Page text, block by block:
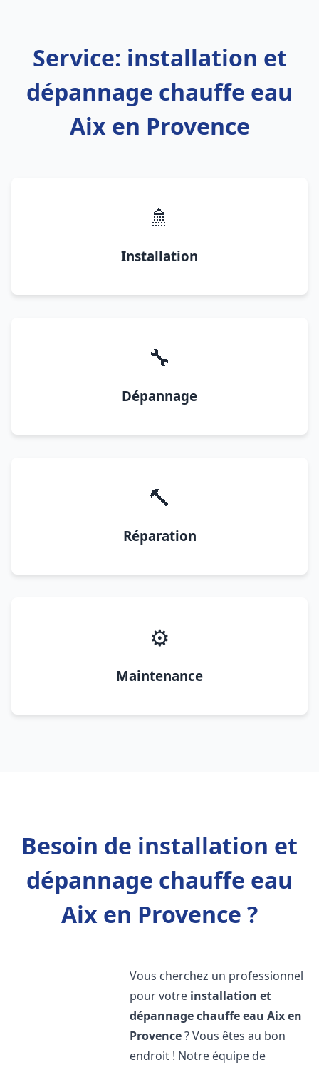
Service: installation et
dépannage chauffe eau
Aix en Provence
🚿
Installation
🔧
Dépannage
🔨
Réparation
⚙️
Maintenance
Besoin de installation et
dépannage chauffe eau
Aix en Provence ?
Vous cherchez un professionnel
pour votre installation et
dépannage chauffe eau Aix en
Provence? Vous êtes au bon
endroit ! Notre équipe de